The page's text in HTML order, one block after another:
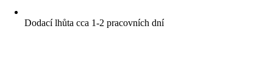
Dodací lhůta cca 1-2 pracovních dní